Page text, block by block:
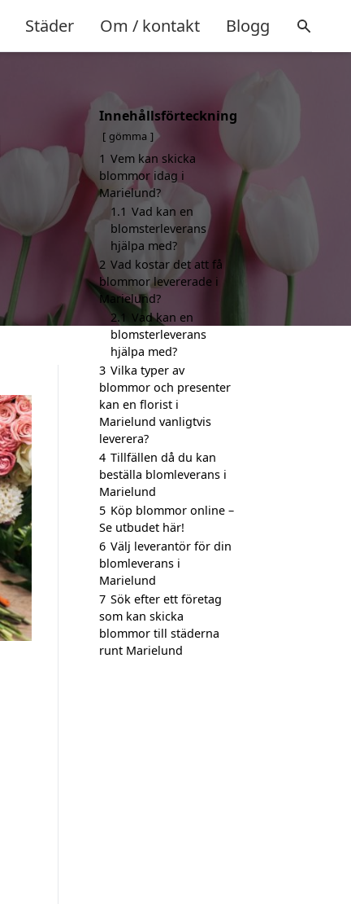
Städer Om / kontakt Blogg
Innehållsförteckning
gömma
1 Vem kan skicka
blommor idag i
Marielund?
1.1 Vad kan en
blomsterleverans
hjälpa med?
2 Vad kostar det att få
blommor levererade i
Marielund?
2.1 Vad kan en
blomsterleverans
hjälpa med?
3 Vilka typer av
blommor och presenter
kan en florist i
Marielund vanligtvis
leverera?
4 Tillfällen då du kan
beställa blomleverans i
Marielund
5 Köp blommor online –
Se utbudet här!
6 Välj leverantör för din
blomleverans i
Marielund
7 Sök efter ett företag
som kan skicka
blommor till städerna
runt Marielund